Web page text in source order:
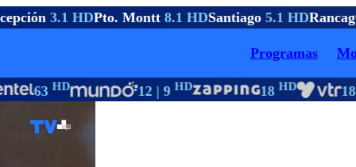
3.1 HDPto. Montt8.1 HDSantiago5.1 HD
Programas
63HD 12 | 9HD 18HD 18